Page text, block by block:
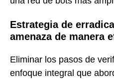
Estrategia de
amenaza de manera
Eliminar los pasos de
enfoque integral que